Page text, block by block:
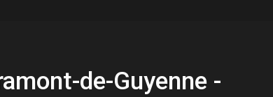
de-Guyenne -